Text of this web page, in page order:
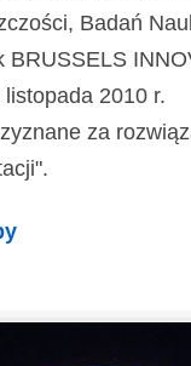
Badań
BRUSSELS
2010 r.
za